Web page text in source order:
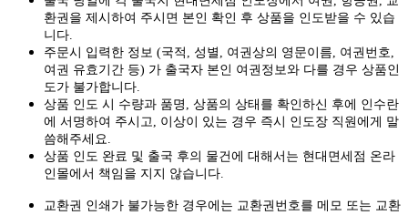
환권을 제시하여 주시면 본인 확인 후 상품을 인도받을 수 있습
니다.
주문시 입력한 정보 (국적, 성별, 여권상의 영문이름, 여권번호,
여권 유효기간 등) 가 출국자 본인 여권정보와 다를 경우 상품인
도가 불가합니다.
상품 인도 시 수량과 품명, 상품의 상태를 확인하신 후에 인수란
에 서명하여 주시고, 이상이 있는 경우 즉시 인도장 직원에게 말
씀해주세요.
상품 인도 완료 및 출국 후의 물건에 대해서는 현대면세점 온라
인몰에서 책임을 지지 않습니다.
교환권 인쇄가 불가능한 경우에는 교환권번호를 메모 또는 교환